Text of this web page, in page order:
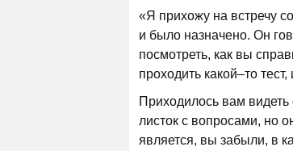
«Я прихожу на встречу
и было назначено. Он
посмотреть, как вы
проходить какой–то
Приходилось вам
листок с вопросами, но
является, вы забыли, в